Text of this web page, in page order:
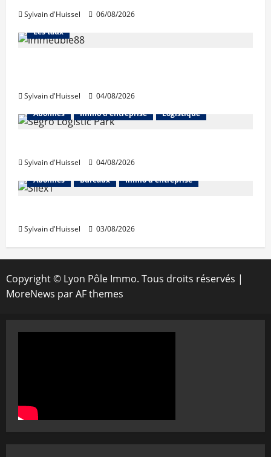
Sylvain d'Huissel 06/08/2026
Abonnés Financement
Les taux
Sylvain d'Huissel
04/08/2026
Abonnés
Immo d'entreprise Logistique
Sylvain d'Huissel
04/08/2026
Abonnés
Bureaux Immo d'entreprise
Sylvain d'Huissel 03/08/2026
Copyright © Lyon Pôle Immo. Tous droits réservés |
MoreNews par AF themes